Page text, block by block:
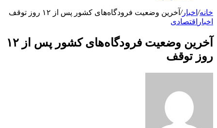
خانه/ اخبار/ آخرین وضعیت فرودگاه‌های کشور پس از ۱۲ روز توقف
اخبار اقتصادی
آخرین وضعیت فرودگاه‌های کشور پس از ۱۲
روز توقف